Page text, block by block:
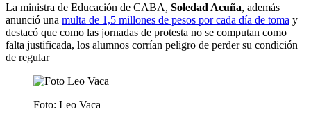
La ministra de Educación de CABA, Soledad Acuña, además
anunció una multa de 1,5 millones de pesos por cada día de toma y
destacó que como las jornadas de protesta no se computan como
falta justificada, los alumnos corrían peligro de perder su condición
de regular
Foto: Leo Vaca